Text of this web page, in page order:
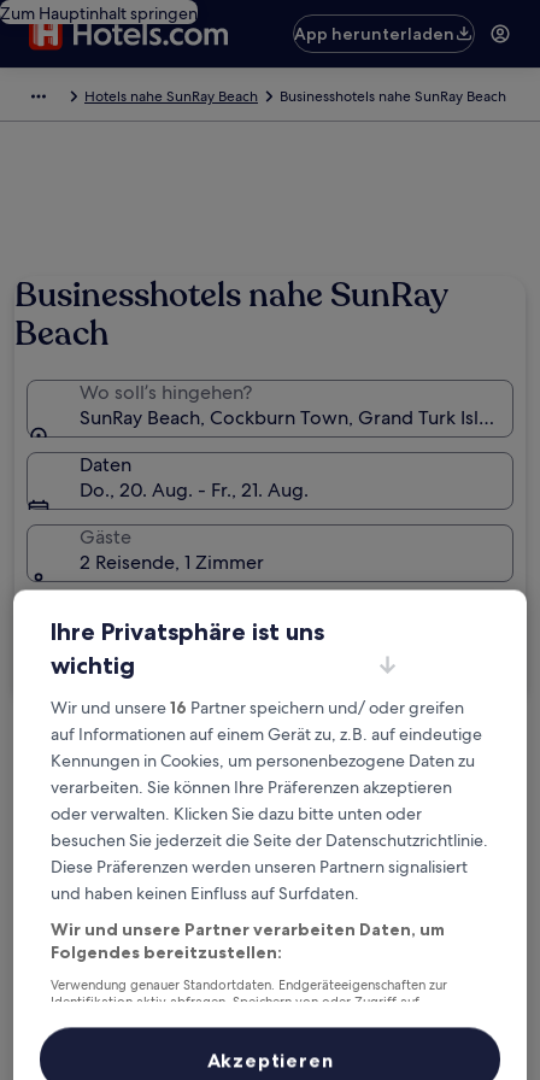
Zum Hauptinhalt springen
App herunterladen
Hotels nahe SunRay Beach Businesshotels nahe SunRay Beach
Businesshotels nahe SunRay
Beach
Wo soll’s hingehen?
SunRay Beach, Cockburn Town, Grand Turk Island,
Daten
Do., 20. Aug. - Fr., 21. Aug.
Gäste
2 Reisende, 1 Zimmer
Kostenlose Stornierung bei
Planänderungen
Verdiene Prämien für jede
wahrgenommene Übernachtung
Mehr sparen mit Preisen für Mitglieder
Überprüfe die Preise für diese Daten
Ihre Privatsphäre ist uns
wichtig
Wir und unsere16 Partner speichern und/ oder greifen
auf Informationen auf einem Gerät zu, z.B. auf eindeutige
Kennungen in Cookies, um personenbezogene Daten zu
verarbeiten. Sie können Ihre Präferenzen akzeptieren
oder verwalten. Klicken Sie dazu bitte unten oder
besuchen Sie jederzeit die Seite der Datenschutzrichtlinie.
Diese Präferenzen werden unseren Partnern signalisiert
und haben keinen Einfluss auf Surfdaten.
Wir und unsere Partner verarbeiten Daten, um
Folgendes bereitzustellen:
Verwendung genauer Standortdaten. Endgeräteeigenschaften zur
Identifikation aktiv abfragen. Speichern von oder Zugriff auf
Inhalte, Messung von Werbeleistung und der Performance von Inhalten,
Zielgruppenforschung sowie Entwicklung und Verbesserung von
Akzeptieren